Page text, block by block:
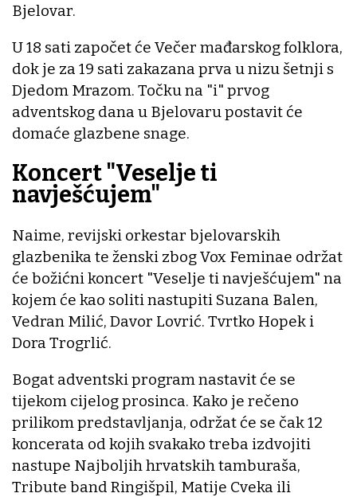
Bjelovar.
U 18 sati započet će Večer mađarskog folklora,
dok je za 19 sati zakazana prva u nizu šetnji s
Djedom Mrazom. Točku na "i" prvog
adventskog dana u Bjelovaru postavit će
domaće glazbene snage.
Koncert "Veselje ti
navješćujem"
Naime, revijski orkestar bjelovarskih
glazbenika te ženski zbog Vox Feminae održat
će božićni koncert "Veselje ti navješćujem" na
kojem će kao soliti nastupiti Suzana Balen,
Vedran Milić, Davor Lovrić. Tvrtko Hopek i
Dora Trogrlić.
Bogat adventski program nastavit će se
tijekom cijelog prosinca. Kako je rečeno
prilikom predstavljanja, održat će se čak 12
koncerata od kojih svakako treba izdvojiti
nastupe Najboljih hrvatskih tamburaša,
Tribute band Ringišpil, Matije Cveka ili